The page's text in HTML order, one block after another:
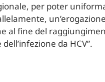
per poter
al fine del
da HCV”.